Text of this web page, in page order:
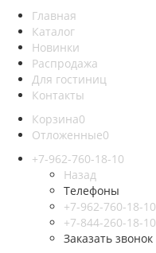
Главная
Каталог
Новинки
Распродажа
Для гостиниц
Контакты
Корзина0
Отложенные0
+7-962-760-18-10
Назад
Телефоны
+7-962-760-18-10
+7-844-260-18-10
Заказать звонок